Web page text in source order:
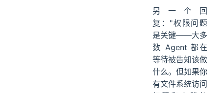
另一个回
复："权限问题
是关键——大多
数 Agent 都在
等待被告知该做
什么。但如果你
有文件系统访问